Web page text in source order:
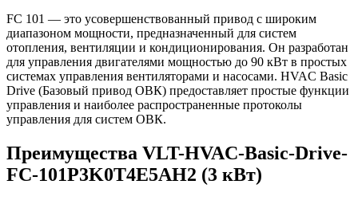
FC 101 — это усовершенствованный привод с широким
диапазоном мощности, предназначенный для систем
отопления, вентиляции и кондиционирования. Он разработан
для управления двигателями мощностью до 90 кВт в простых
системах управления вентиляторами и насосами. HVAC Basic
Drive (Базовый привод ОВК) предоставляет простые функции
управления и наиболее распространенные протоколы
управления для систем ОВК.
Преимущества VLT-HVAC-Basic-Drive-
FC-101P3K0T4E5AH2 (3 кВт)